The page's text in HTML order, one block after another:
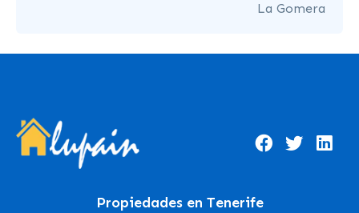
La Gomera
Propiedades en Tenerife